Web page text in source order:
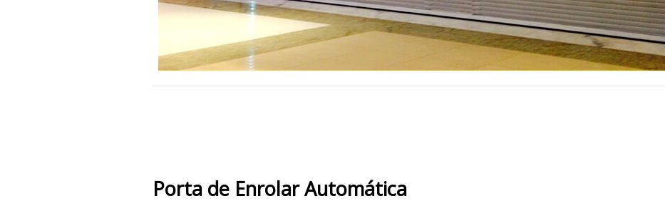
Porta de Enrolar Automática